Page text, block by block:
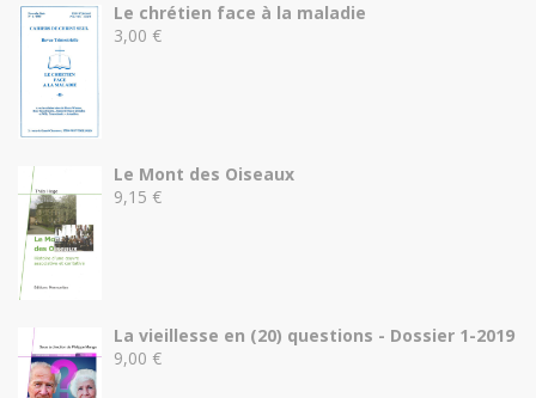
Le chrétien face à la maladie
3,00 €
Le Mont des Oiseaux
9,15 €
La vieillesse en (20) questions - Dossier 1-2019
9,00 €